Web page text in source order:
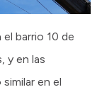
barrio 10 de
y en las
en el